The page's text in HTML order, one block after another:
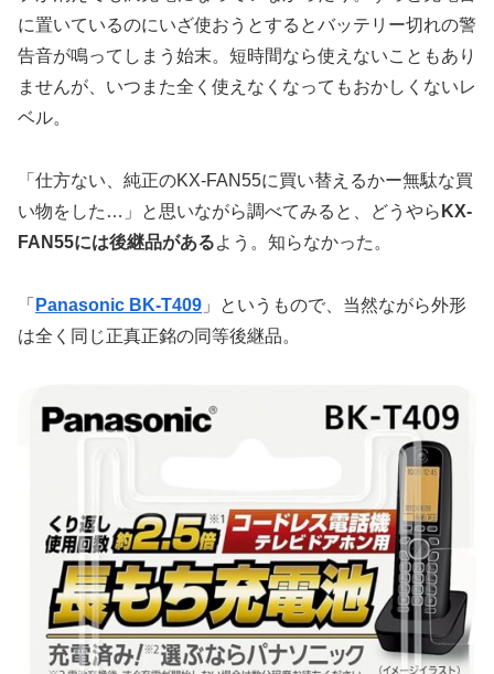
に置いているのにいざ使おうとするとバッテリー切れの警
告音が鳴ってしまう始末。短時間なら使えないこともあり
ませんが、いつまた全く使えなくなってもおかしくないレ
ベル。
「仕方ない、純正のKX-FAN55に買い替えるかー無駄な買
い物をした…」と思いながら調べてみると、どうやら KX-
FAN55には後継品があるよう。知らなかった。
「 Panasonic BK-T409 」というもので、当然ながら外形
は全く同じ正真正銘の同等後継品。